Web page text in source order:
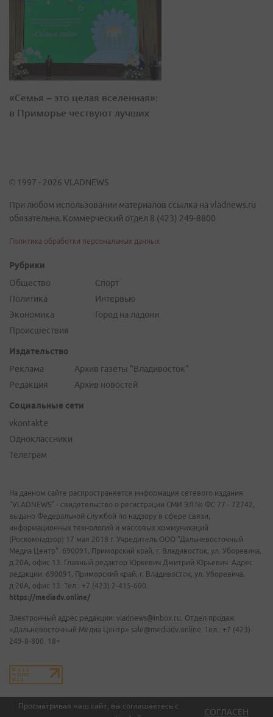
Просматривая наш сайт, вы соглашаетесь с
СОГЛАСЕН
«Семья – это целая вселенная»:
в Приморье чествуют лучших
© 1997 - 2026 VLADNEWS
При любом использовании материалов ссылка на vladnews.ru
обязательна. Коммерческий отдел 8 (423) 249-8800
Политика обработки персональных данных
Рубрики
Общество
Политика
Экономика
Происшествия
Спорт
Интервью
Город на ладони
Издательство
Реклама
Редакция
Архив газеты "Владивосток"
Архив новостей
Социальные сети
vkontakte
Одноклассники
Телеграм
На данном сайте распространяется информация сетевого издания
"VLADNEWS" - свидетельство о регистрации СМИ ЭЛ № ФС 77 - 72742,
выдано Федеральной службой по надзору в сфере связи,
информационных технологий и массовых коммуникаций
(Роскомнадзор) 17 мая 2018 г. Учредитель ООО "Дальневосточный
Медиа Центр". 690091, Приморский край, г. Владивосток, ул. Уборевича,
д.20А, офис 13. Главный редактор Юркевич Дмитрий Юрьевич. Адрес
редакции: 690091, Приморский край, г. Владивосток, ул. Уборевича,
д.20А, офис 13. Тел.: +7 (423) 2-415-600.
https://mediadv.online/
Электронный адрес редакции: vladnews@inbox.ru. Отдел продаж
«Дальневосточный Медиа Центр» sale@mediadv.online. Тел.: +7 (423)
249-8-800. 18+